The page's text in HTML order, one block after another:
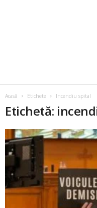
Acasă Etichete Incendiu spital
Etichetă: